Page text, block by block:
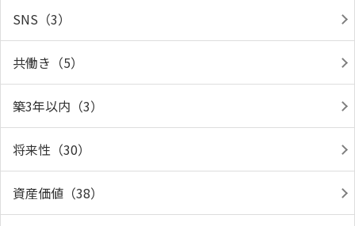
SNS（3）
共働き（5）
築3年以内（3）
将来性（30）
資産価値（38）